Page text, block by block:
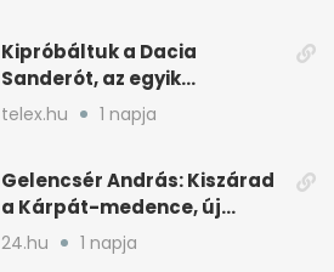
Kipróbáltuk a Dacia
Sanderót, az egyik
legolcsóbb új autót
Magyarországon
telex.hu 1 napja
Gelencsér András: Kiszárad
a Kárpát-medence, új
áram- és vízdíjat javasol
24.hu 1 napja